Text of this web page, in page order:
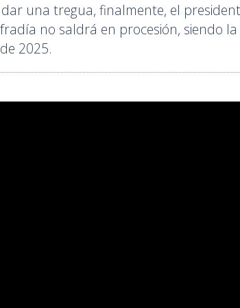
una tregua, finalmente, el
no saldrá en procesión, siendo
2025.